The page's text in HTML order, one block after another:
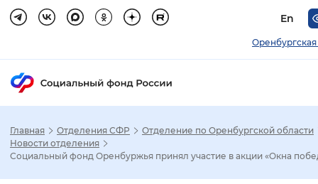
En
Оренбургская
Настройка режима отображения
Главная Отделения СФР
Отделение по Оренбургской области
Новости отделения
Социальный фонд Оренбуржья принял участие в акции «Окна